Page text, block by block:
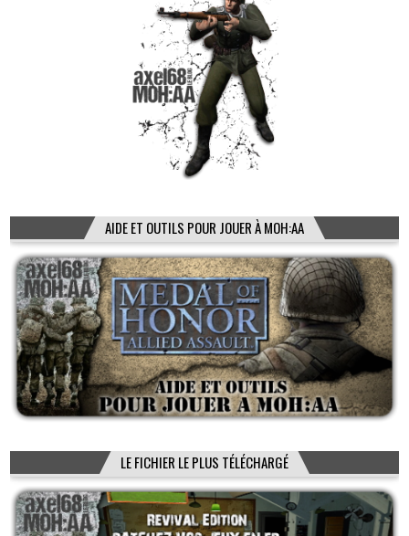
AIDE ET OUTILS POUR JOUER À MOH:AA
LE FICHIER LE PLUS TÉLÉCHARGÉ